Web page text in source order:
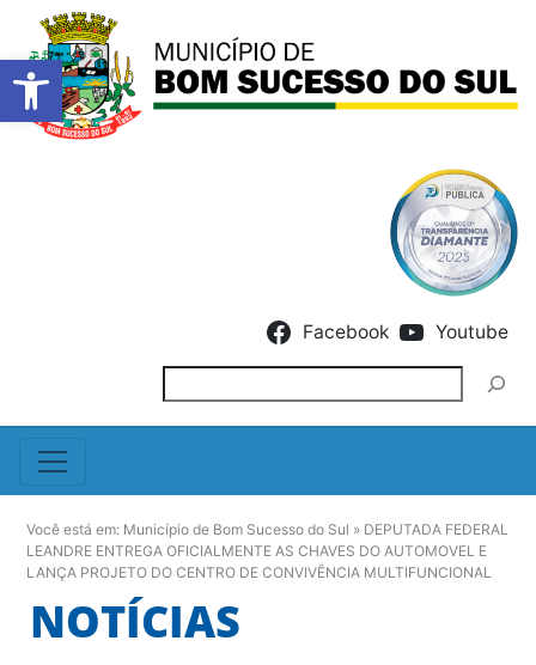
Barra de Ferramentas
Facebook Youtube
Você está em: Município de Bom Sucesso do Sul » DEPUTADA FEDERAL
LEANDRE ENTREGA OFICIALMENTE AS CHAVES DO AUTOMOVEL E
LANÇA PROJETO DO CENTRO DE CONVIVÊNCIA MULTIFUNCIONAL
NOTÍCIAS